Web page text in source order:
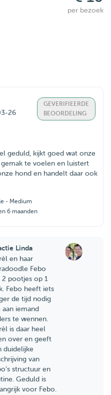
per bezoek
26
GEVERIFIEERDE
BEOORDELING
geduld, kijkt goed wat onze
te voelen en luistert
hond en handelt daar ook
- Medium
6 maanden
Linda
en haar
Febo
2 pootjes op 1
Febo heeft iets
de tijd nodig
aan iemand
te wennen.
is daar heel
over en geeft
duidelijke
van
structuur en
Geduld is
voor Febo.